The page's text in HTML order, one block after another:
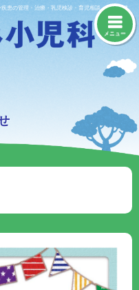
患の管理・治療・乳児検診・育児相談・予防接種
メニュー